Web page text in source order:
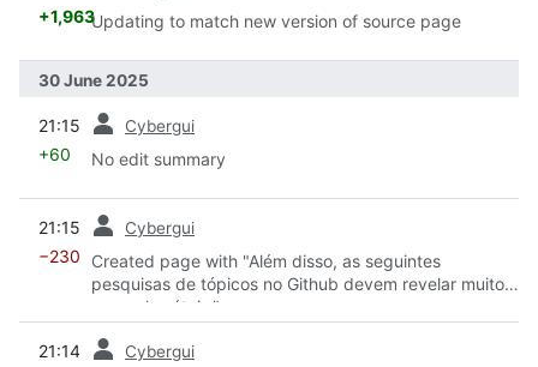
+1,963Updating to match new version of source page
30 June 2025
21:15 Cybergui
+60 No edit summary
21:15 Cybergui
−230
Created page with "Além disso, as seguintes
pesquisas de tópicos no Github devem revelar muitos
exemplos úteis."
21:14 Cybergui